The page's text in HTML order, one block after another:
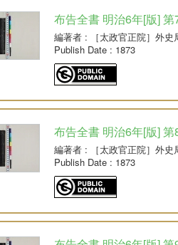
布告全書 明治6年[版] 第
編著者 : ［太政官正院］外史
Publish Date : 1873
布告全書 明治6年[版] 第
編著者 : ［太政官正院］外史
Publish Date : 1873